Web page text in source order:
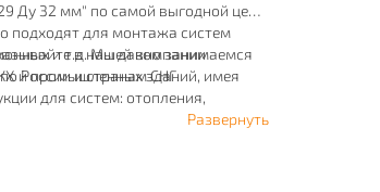
Ду 32 мм" по самой выгодной цене.
подходят для монтажа систем
и т.д. Мы давно занимаемся
и промышленных зданий, имея
для систем: отопления,
в нашей компании
России и странам СНГ.
Развернуть